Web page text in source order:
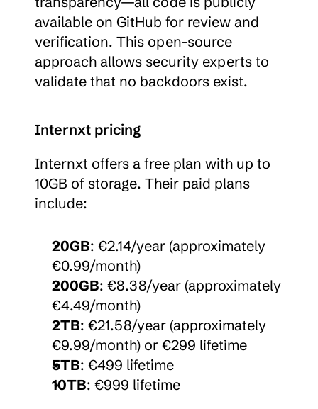
available on GitHub for review and
verification. This open-source
approach allows security experts to
validate that no backdoors exist.
Internxt pricing
Internxt offers a free plan with up to
10GB of storage. Their paid plans
include:
20GB: €2.14/year (approximately
€0.99/month)
200GB: €8.38/year (approximately
€4.49/month)
2TB: €21.58/year (approximately
€9.99/month) or €299 lifetime
5TB: €499 lifetime
10TB: €999 lifetime